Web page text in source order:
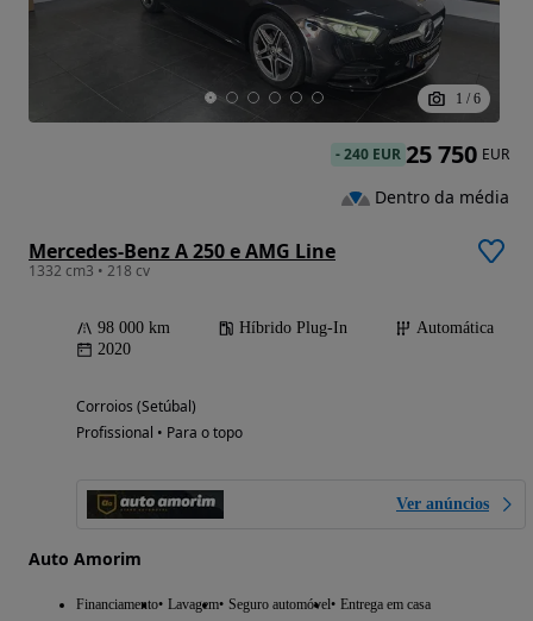
1 / 6
Mercedes-Benz A 250 e AMG Line
1332 cm3 • 218 cv
98 000 km Híbrido Plug-In
Automática
2020
Corroios (Setúbal)
Profissional • Para o topo
Ver anúncios
Auto Amorim
Financiamento Lavagem Seguro automóvel Entrega em casa
-240 EUR 25 750 EUR
Dentro da média